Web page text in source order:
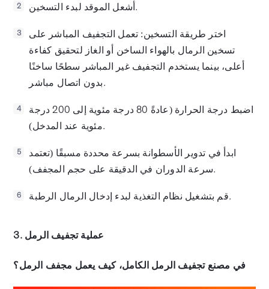
2 أشعل الموقد لبدء التسخين.
3
اختر طريقة التسخين: تعمل التجفيف المباشر على
تسخين الرمال بالهواء الساخن أو الغاز لتحقيق كفاءة
أعلى، بينما يستخدم التجفيف غير المباشر سطحًا ساخنًا
بدون اتصال مباشر.
4
اضبط درجة الحرارة (عادةً 80 درجة مئوية إلى 200 درجة
مئوية عند المدخل).
5
ابدأ في تدوير الأسطوانة بسرعة محددة مسبقًا (تعتمد
سرعة الدوران في الدقيقة على حجم المجفف).
6 قم بتشغيل نظام التغذية لبدء إدخال الرمال الرطبة.
3. عملية تجفيف الرمل
في مصنع تجفيف الرمل الكامل، كيف يعمل مجفف الرمل؟